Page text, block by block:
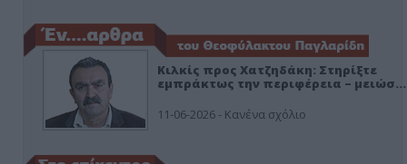
Κιλκίς προς Χατζηδάκη: Στηρίξτε
εμπράκτως την περιφέρεια – μειώσ…
11-06-2026 - Κανένα σχόλιο